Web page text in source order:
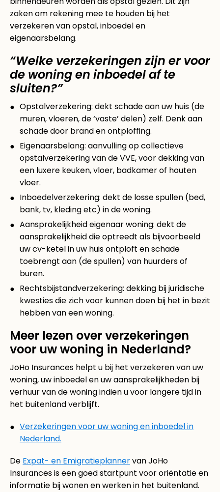
zaken om rekening mee te houden bij het
verzekeren van opstal, inboedel en
eigenaarsbelang.
“Welke verzekeringen zijn er voor
de woning en inboedel af te
sluiten?”
Opstalverzekering: dekt schade aan uw huis (de
muren, vloeren, de ‘vaste’ delen) zelf. Denk aan
schade door brand en ontploffing.
Eigenaarsbelang: aanvulling op collectieve
opstalverzekering van de VVE, voor dekking van
een luxere keuken, vloer, badkamer of houten
vloer.
Inboedelverzekering: dekt de losse spullen (bed,
bank, tv, kleding etc) in de woning.
Aansprakelijkheid eigenaar woning: dekt de
aansprakelijkheid die optreedt als bijvoorbeeld
uw cv-ketel in uw huis ontploft en schade
toebrengt aan (de spullen) van huurders of
buren.
Rechtsbijstandverzekering: dekking bij juridische
kwesties die zich voor kunnen doen bij het in bezit
hebben van een woning.
Meer lezen over verzekeringen
voor uw woning in Nederland?
JoHo Insurances helpt u bij het verzekeren van uw
woning, uw inboedel en uw aansprakelijkheden bij
verhuur van de woning indien u voor langere tijd in
het buitenland verblijft.
Verzekeringen voor uw woning en inboedel in
Nederland.
De Expat- en Emigratieplannervan JoHo
Insurances is een goed startpunt voor oriëntatie en
informatie bij wonen en werken in het buitenland.